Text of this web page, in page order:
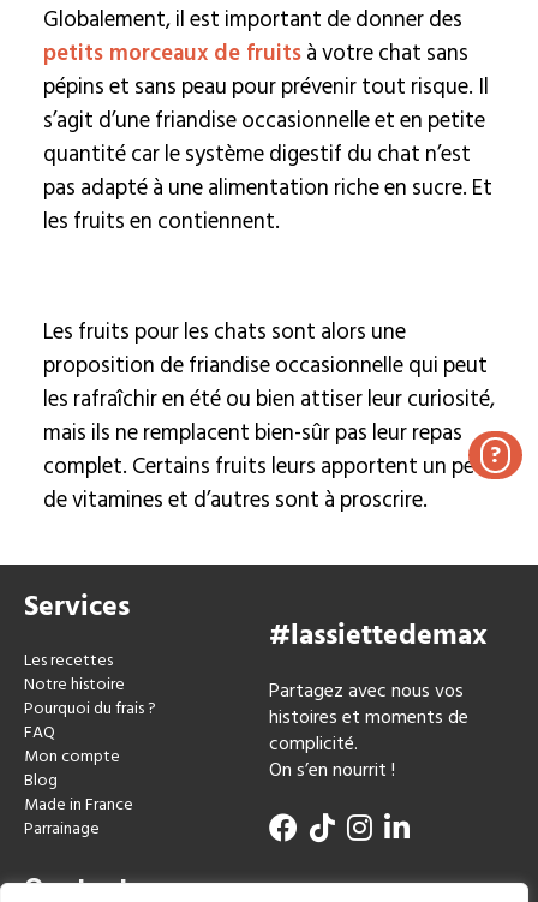
Globalement, il est important de donner des
petits morceaux de fruitsà votre chat sans
pépins et sans peau pour prévenir tout risque. Il
s’agit d’une friandise occasionnelle et en petite
quantité car le système digestif du chat n’est
pas adapté à une alimentation riche en sucre. Et
les fruits en contiennent.
Les fruits pour les chats sont alors une
proposition de friandise occasionnelle qui peut
les rafraîchir en été ou bien attiser leur curiosité,
mais ils ne remplacent bien-sûr pas leur repas
complet. Certains fruits leurs apportent un peu
de vitamines et d’autres sont à proscrire.
Services
Les recettes
Notre histoire
Pourquoi du frais ?
FAQ
Mon compte
Blog
Made in France
Parrainage
#lassiettedemax
Partagez avec nous vos
histoires et moments de
complicité.
On s’en nourrit !
Contact
?